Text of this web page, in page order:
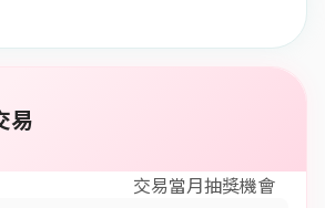
易
交易當月抽獎機會